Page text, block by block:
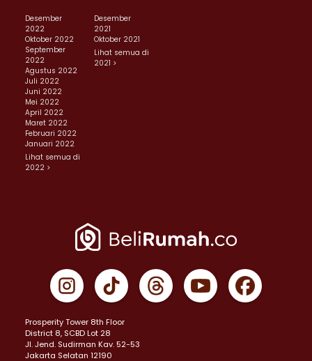
Desember
2022
Oktober 2022
September
2022
Agustus 2022
Juli 2022
Juni 2022
Mei 2022
April 2022
Maret 2022
Februari 2022
Januari 2022
Lihat semua di
2022 >
Desember
2021
Oktober 2021
Lihat semua di
2021 >
Prosperity Tower 8th Floor
District 8, SCBD Lot 28
JI. Jend. Sudirman Kav. 52-53
Jakarta Selatan 12190